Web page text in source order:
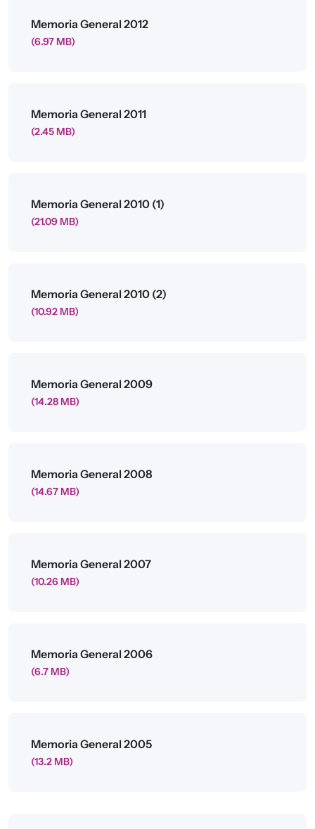
Archivo
Memoria General 2012
(6.97 MB)
Archivo
Memoria General 2011
(2.45 MB)
Archivo
Memoria General 2010 (1)
(21.09 MB)
Archivo
Memoria General 2010 (2)
(10.92 MB)
Archivo
Memoria General 2009
(14.28 MB)
Archivo
Memoria General 2008
(14.67 MB)
Archivo
Memoria General 2007
(10.26 MB)
Archivo
Memoria General 2006
(6.7 MB)
Archivo
Memoria General 2005
(13.2 MB)